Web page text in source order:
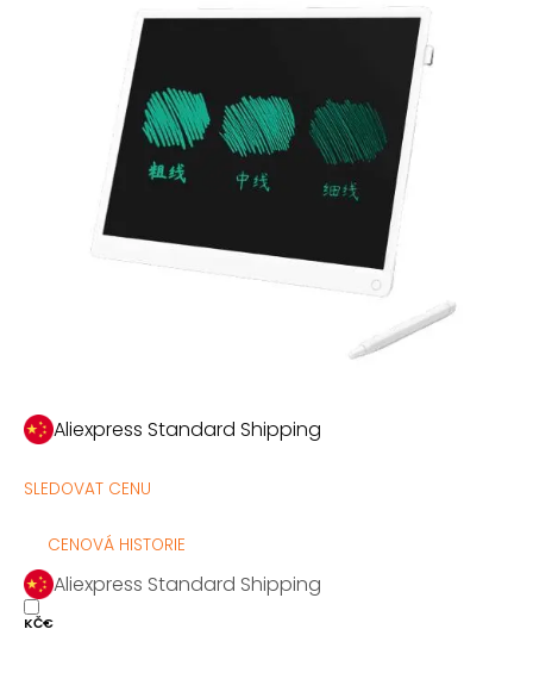
Aliexpress Standard Shipping
SLEDOVAT CENU
CENOVÁ HISTORIE
Aliexpress Standard Shipping
KČ€